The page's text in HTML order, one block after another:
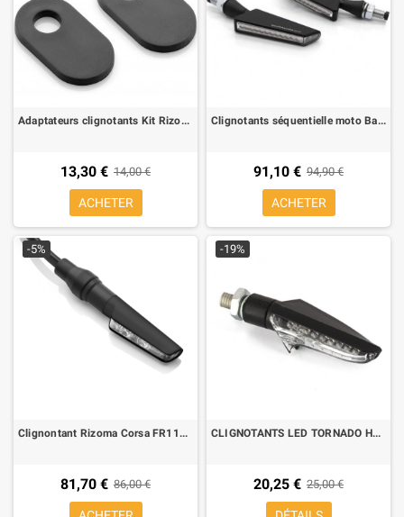
Adaptateurs clignotants Kit Rizoma FR217B Ducati monster 821 15-17, Monster 1200 , Monster 1200 R/S, Supersport, Triumph, Buell
13,30 € 14,00 €
ACHETER
Clignotants séquentielle moto Barracuda SQ-Led B-LUX
91,10 € 94,90 €
ACHETER
-5%
Clignontant Rizoma Corsa FR110 (1 piece)
81,70 € 86,00 €
-19%
CLIGNOTANTS LED TORNADO HOMOLOGUE
20,25 € 25,00 €